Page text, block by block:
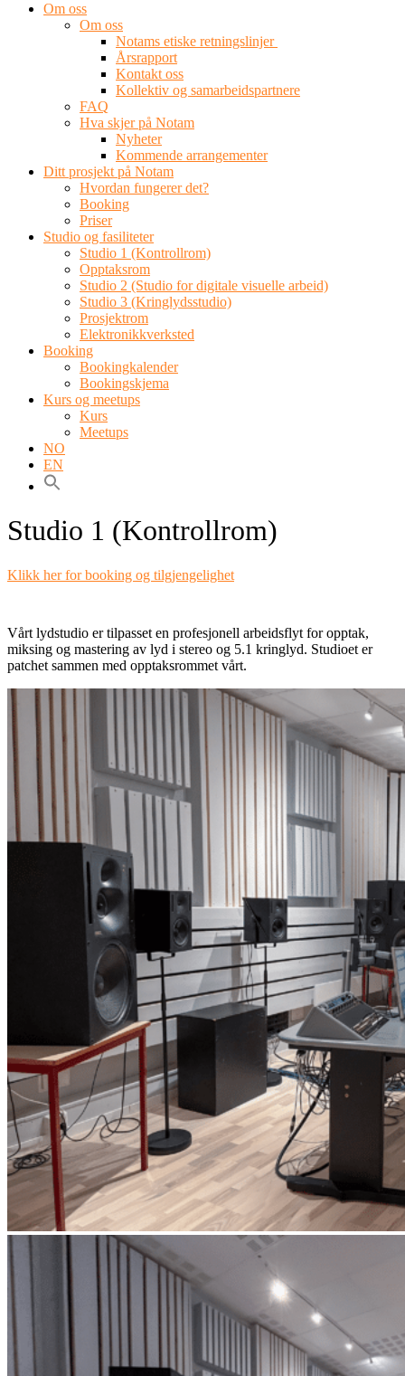
Om oss
Om oss
Notams etiske retningslinjer
Årsrapport
Kontakt oss
Kollektiv og samarbeidspartnere
FAQ
Hva skjer på Notam
Nyheter
Kommende arrangementer
Ditt prosjekt på Notam
Hvordan fungerer det?
Booking
Priser
Studio og fasiliteter
Studio 1 (Kontrollrom)
Opptaksrom
Studio 2 (Studio for digitale visuelle arbeid)
Studio 3 (Kringlydsstudio)
Prosjektrom
Elektronikkverksted
Booking
Bookingkalender
Bookingskjema
Kurs og meetups
Kurs
Meetups
NO
EN
Studio 1 (Kontrollrom)
Klikk her for booking og tilgjengelighet
Vårt lydstudio er tilpasset en profesjonell arbeidsflyt for opptak,
miksing og mastering av lyd i stereo og 5.1 kringlyd. Studioet er
patchet sammen med opptaksrommet vårt.